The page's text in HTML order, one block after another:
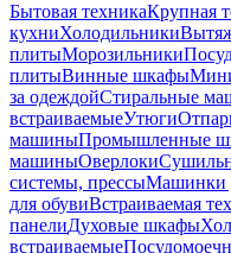
Бытовая техникаКрупная
кухниХолодильники
плитыМорозильники
плитыВинные шкафы
за одеждойСтиральные
встраиваемыеУтюги
машиныПромышленные
машиныОверлоки
системы, прессыМашинки
для обувиВстраиваемая
панелиДуховые шкафы
встраиваемые